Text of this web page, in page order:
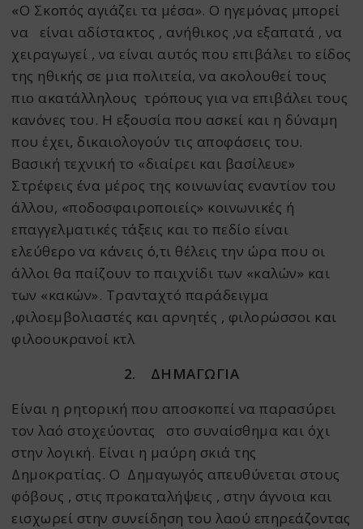
«Ο Σκοπός αγιάζει τα μέσα». Ο ηγεμόνας μπορεί
να είναι αδίστακτος , ανήθικος ,να εξαπατά , να
χειραγωγεί , να είναι αυτός που επιβάλει το είδος
της ηθικής σε μια πολιτεία, να ακολουθεί τους
πιο ακατάλληλους τρόπους για να επιβάλει τους
κανόνες του. Η εξουσία που ασκεί και η δύναμη
που έχει, δικαιολογούν τις αποφάσεις του.
Βασική τεχνική το «διαίρει και βασίλευε»
Στρέφεις ένα μέρος της κοινωνίας εναντίον του
άλλου, «ποδοσφαιροποιείς» κοινωνικές ή
επαγγελματικές τάξεις και το πεδίο είναι
ελεύθερο να κάνεις ό,τι θέλεις την ώρα που οι
άλλοι θα παίζουν το παιχνίδι των «καλών» και
των «κακών». Τρανταχτό παράδειγμα
,φιλοεμβολιαστές και αρνητές , φιλορώσσοι και
φιλοουκρανοί κτλ
2. ΔΗΜΑΓΩΓΙΑ
Είναι η ρητορική που αποσκοπεί να παρασύρει
τον λαό στοχεύοντας στο συναίσθημα και όχι
στην λογική. Είναι η μαύρη σκιά της
Δημοκρατίας. Ο Δημαγωγός απευθύνεται στους
φόβους , στις προκαταλήψεις , στην άγνοια και
εισχωρεί στην συνείδηση του λαού επηρεάζοντας